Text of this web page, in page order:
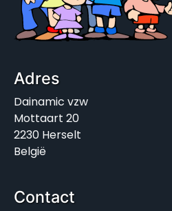
Adres
Dainamic vzw
Mottaart 20
2230 Herselt
België
Contact